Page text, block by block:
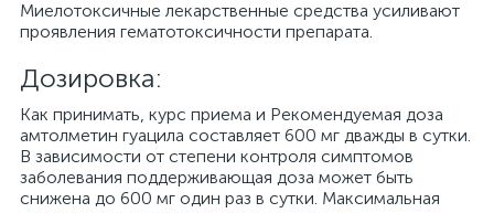
Миелотоксичные лекарственные средства усиливают
проявления гематотоксичности препарата.
Дозировка:
Как принимать, курс приема и Рекомендуемая доза
амтолметин гуацила составляет 600 мг дважды в сутки.
В зависимости от степени контроля симптомов
заболевания поддерживающая доза может быть
снижена до 600 мг один раз в сутки. Максимальная